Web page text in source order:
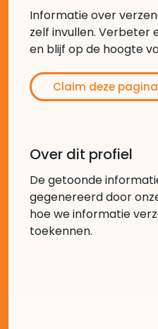
Informatie over
zelf invullen. Verbeter
en blijf op de hoogte
Claim deze pagina
Over dit profiel
De getoonde
gegenereerd door
hoe we informatie
toekennen.